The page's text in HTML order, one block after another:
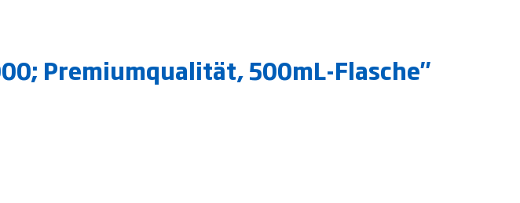
Premiumqualität, 500mL-Flasche"